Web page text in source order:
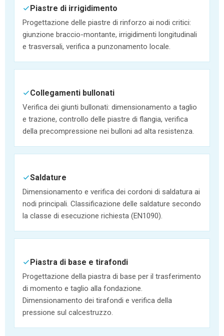
Piastre di irrigidimento
Progettazione delle piastre di rinforzo ai nodi critici:
giunzione braccio-montante, irrigidimenti longitudinali
e trasversali, verifica a punzonamento locale.
Collegamenti bullonati
Verifica dei giunti bullonati: dimensionamento a taglio
e trazione, controllo delle piastre di flangia, verifica
della precompressione nei bulloni ad alta resistenza.
Saldature
Dimensionamento e verifica dei cordoni di saldatura ai
nodi principali. Classificazione delle saldature secondo
la classe di esecuzione richiesta (EN1090).
Piastra di base e tirafondi
Progettazione della piastra di base per il trasferimento
di momento e taglio alla fondazione.
Dimensionamento dei tirafondi e verifica della
pressione sul calcestruzzo.